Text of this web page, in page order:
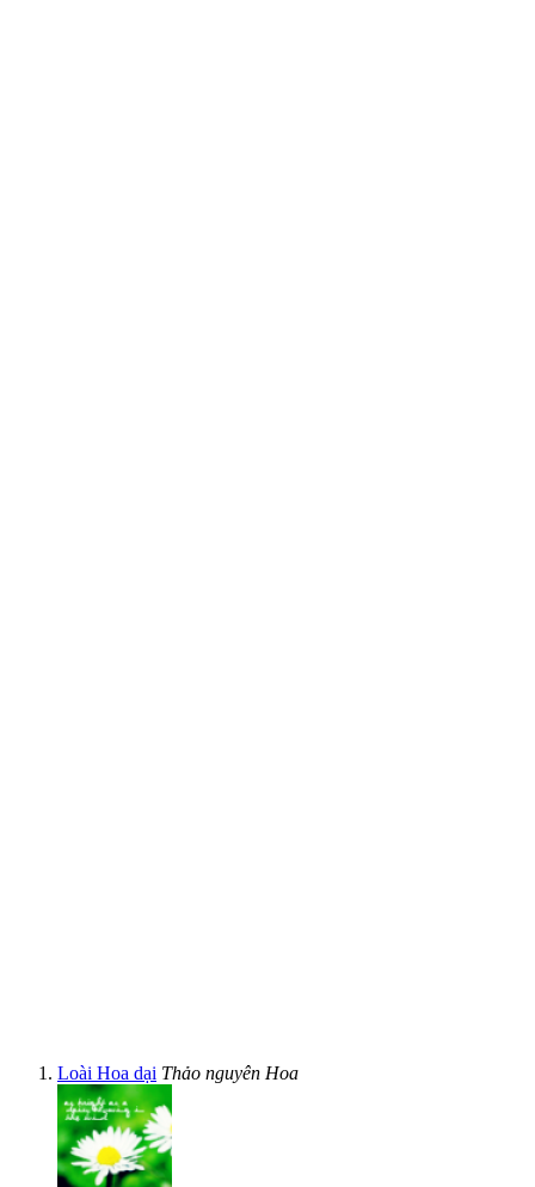
Loài Hoa dại Thảo nguyên Hoa